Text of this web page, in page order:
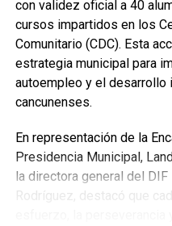
Fuente: 5to Poder Agencia
con validez oficial a 40
cursos impartidos en los
Comunitario (CDC). Esta
estrategia municipal para
autoempleo y el desarrollo
cancunenses.
En representación de la
Presidencia Municipal,
la directora general del
Rodríguez, destacó que